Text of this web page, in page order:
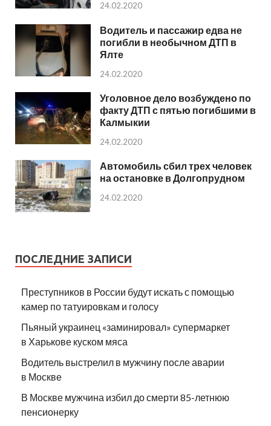
24.02.2020
Водитель и пассажир едва не
погибли в необычном ДТП в
Ялте
24.02.2020
Уголовное дело возбуждено по
факту ДТП с пятью погибшими в
Калмыкии
24.02.2020
Автомобиль сбил трех человек
на остановке в Долгопрудном
24.02.2020
ПОСЛЕДНИЕ ЗАПИСИ
Преступников в России будут искать с помощью
камер по татуировкам и голосу
Пьяный украинец «заминировал» супермаркет
в Харькове куском мяса
Водитель выстрелил в мужчину после аварии
в Москве
В Москве мужчина избил до смерти 85-летнюю
пенсионерку